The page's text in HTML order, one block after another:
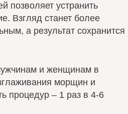
позволяет устранить
Взгляд станет более
а результат сохранится
и женщинам в
морщин и
процедур – 1 раз в 4-6